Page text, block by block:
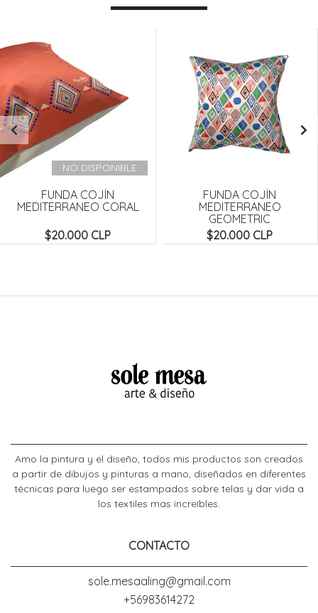
NO DISPONIBLE
FUNDA COJÍN
MEDITERRANEO CORAL
$20.000 CLP
FUNDA COJÍN
MEDITERRANEO
GEOMETRIC
$20.000 CLP
Amo la pintura y el diseño, todos mis productos son creados
a partir de dibujos y pinturas a mano, diseñados en diferentes
técnicas para luego ser estampados sobre telas y dar vida a
los textiles mas increíbles.
CONTACTO
sole.mesaaling@gmail.com
+56983614272